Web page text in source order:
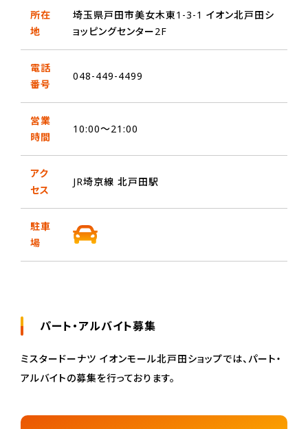
所在
地
埼玉県戸田市美女木東1-3-1 イオン北戸田シ
ョッピングセンター2F
電話
番号
048-449-4499
営業
時間
10:00～21:00
アク
セス
JR埼京線 北戸田駅
駐車
場
パート・アルバイト募集
ミスタードーナツ イオンモール北戸田ショップでは、パート・
アルバイトの募集を行っております。